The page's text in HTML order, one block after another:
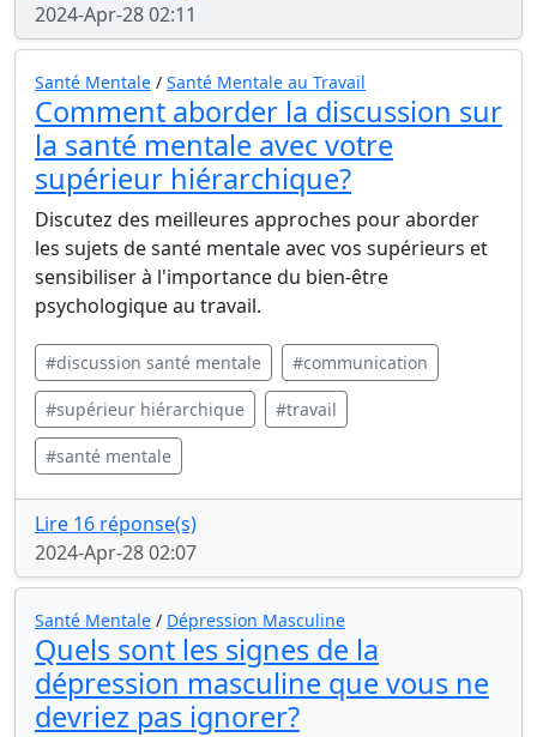
2024-Apr-28 02:11
Santé Mentale / Santé Mentale au Travail
Comment aborder la discussion sur
la santé mentale avec votre
supérieur hiérarchique?
Discutez des meilleures approches pour aborder
les sujets de santé mentale avec vos supérieurs et
sensibiliser à l'importance du bien-être
psychologique au travail.
#discussion santé mentale #communication
#supérieur hiérarchique #travail
#santé mentale
Lire 16 réponse(s)
2024-Apr-28 02:07
Santé Mentale / Dépression Masculine
Quels sont les signes de la
dépression masculine que vous ne
devriez pas ignorer?